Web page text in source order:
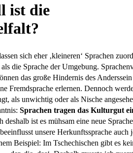
ist die
sich eher ‚kleineren‘ Sprachen
die Sprache der Umgebung.
das große Hindernis des Anderssein
Fremdsprache erlernen. Dennoch
als unwichtig oder als Nische
Sprachen tragen das Kulturgut
deshalb ist es mühsam eine neue
unsere Herkunftssprache auch
Beispiel: Im Tschechischen gibt es